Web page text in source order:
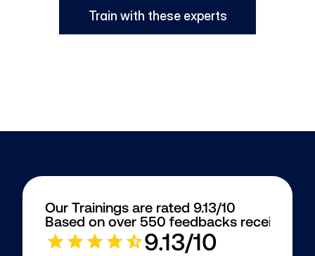
Train with these experts
Our Trainings are rated 9.13/10
Based on over 550 feedbacks received
9.13/10